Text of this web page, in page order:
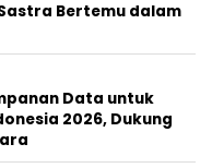
Sastra Bertemu dalam
Data untuk
2026, Dukung